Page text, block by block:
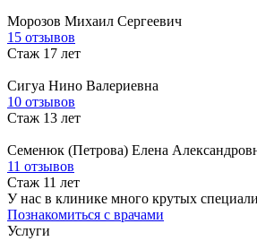
Морозов Михаил Сергеевич
15 отзывов
Стаж 17 лет
Сигуа Нино Валериевна
10 отзывов
Стаж 13 лет
Семенюк (Петрова) Елена
11 отзывов
Стаж 11 лет
У нас в клинике много крутых
Познакомиться с врачами
Услуги